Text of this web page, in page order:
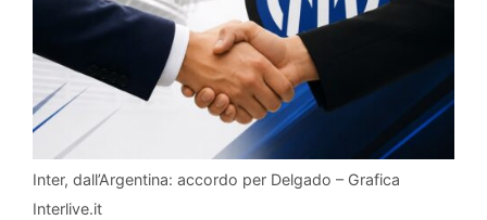
Inter, dall’Argentina: accordo per Delgado – Grafica
Interlive.it